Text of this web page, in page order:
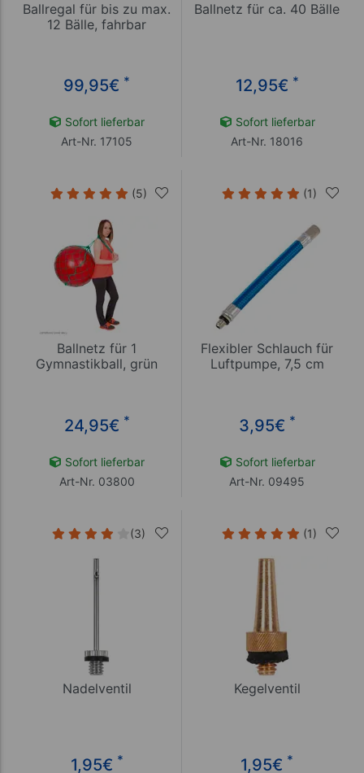
Ballregal für bis zu max.
12 Bälle, fahrbar
99,95€ *
Sofort lieferbar
Art-Nr. 17105
Ballnetz für ca. 40 Bälle
12,95€ *
Sofort lieferbar
Art-Nr. 18016
(5)
Ballnetz für 1
Gymnastikball, grün
24,95€ *
Sofort lieferbar
Art-Nr. 03800
(1)
Flexibler Schlauch für
Luftpumpe, 7,5 cm
3,95€ *
Sofort lieferbar
Art-Nr. 09495
(3)
Nadelventil
1,95€ *
(1)
Kegelventil
1,95€ *